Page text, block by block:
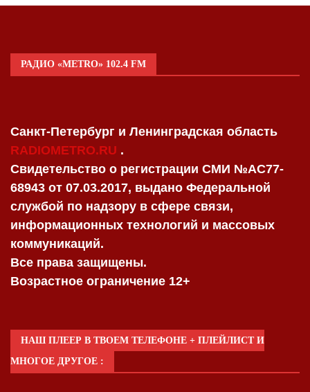
РАДИО «METRO» 102.4 FM
Санкт-Петербург и Ленинградская область
RADIOMETRO.RU .
Свидетельство о регистрации СМИ №AC77-
68943 от 07.03.2017, выдано Федеральной
службой по надзору в сфере связи,
информационных технологий и массовых
коммуникаций.
Все права защищены.
Возрастное ограничение 12+
НАШ ПЛЕЕР В ТВОЕМ ТЕЛЕФОНЕ + ПЛЕЙЛИСТ И
МНОГОЕ ДРУГОЕ :